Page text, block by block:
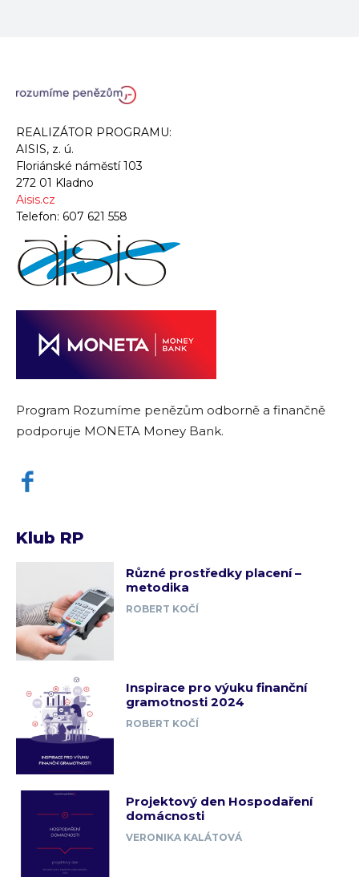
REALIZÁTOR PROGRAMU:
AISIS, z. ú.
Floriánské náměstí 103
272 01 Kladno
Aisis.cz
Telefon: 607 621 558
Program Rozumíme penězům odborně a finančně
podporuje MONETA Money Bank.
Klub RP
Různé prostředky placení –
metodika
ROBERT KOČÍ
Inspirace pro výuku finanční
gramotnosti 2024
ROBERT KOČÍ
Projektový den Hospodaření
domácnosti
VERONIKA KALÁTOVÁ